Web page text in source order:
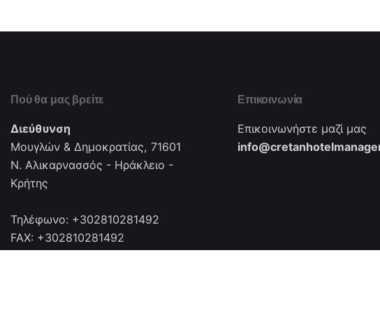
Πού θα μας βρείτε
Διεύθυνση
Μουγλών & Δημοκρατίας, 71601
Ν. Αλικαρνασσός - Ηράκλειο -
Κρήτης
Τηλέφωνο: +302810281492
FAX: +302810281492
Επικοινωνία
Επικοινωνήστε μαζί μας